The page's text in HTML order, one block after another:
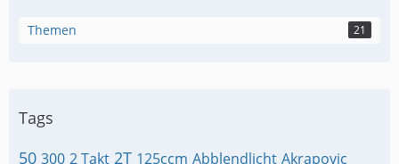
Themen 21
Tags
50 300 2 Takt 2T 125ccm Abblendlicht Akrapovic